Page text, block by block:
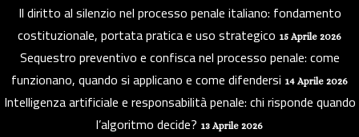
Il diritto al silenzio nel processo penale italiano: fondamento
costituzionale, portata pratica e uso strategico 15 Aprile 2026
Sequestro preventivo e confisca nel processo penale: come
funzionano, quando si applicano e come difendersi 14 Aprile 2026
Intelligenza artificiale e responsabilità penale: chi risponde quando
l’algoritmo decide? 13 Aprile 2026